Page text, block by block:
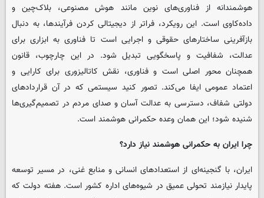
هوشمندانه از فناوری‌های نوین مانند هوش مصنوعی، بلاک‌چین و
داده‌کاوی است. این رویکرد، فراتر از دیجیتالی کردن فرآیندها، به دنبال
بازآفرینی ساختارهای حقوقی و اجرایی است تا فناوری به ابزاری برای
عدالت، شفافیت و پاسخگویی تبدیل شود. در این چارچوب، قانون
همچنان محور اصلی است و فناوری، نقش کاتالیزوری برای کارایی و
اعتماد عمومی ایفا می‌کند. تصور کنید سیستمی که در آن قراردادهای
دولتی شفاف، دسترسی به عدالت آسان و صدای مردم در تصمیم‌گیری‌ها
شنیده شود؛ این همان وعده حکمرانی هوشمند است.
چرا ایران به حکمرانی هوشمند نیاز دارد؟
ایران، با گنجینه‌ای از استعدادهای انسانی و منابع غنی، در مسیر توسعه
پایدار نیازمند تحولی عمیق در شیوه‌های اداره کشور است. هفته دولت که